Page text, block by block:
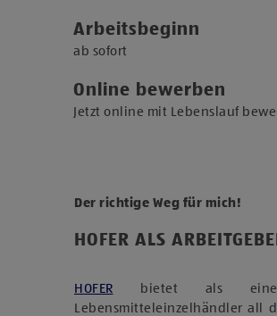
Arbeitsbeginn
​ab sofort​
Online bewerben
Jetzt online mit Lebenslauf
HOFER ALS
Der richtige Weg für mich!
HOFER bietet als einer
Lebensmitteleinzelhändler all